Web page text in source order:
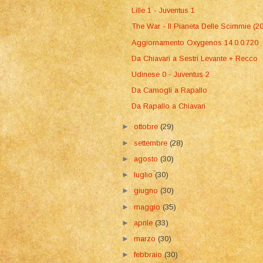
Lille 1 - Juventus 1
The War - Il Pianeta Delle Scimmie
Aggiornamento Oxygenos 14.0.0.720
Da Chiavari a Sestri Levante + Recco
Udinese 0 - Juventus 2
Da Camogli a Rapallo
Da Rapallo a Chiavari
►ottobre(29)
►settembre(28)
►agosto(30)
►luglio(30)
►giugno(30)
►maggio(35)
►aprile(33)
►marzo(30)
►febbraio(30)